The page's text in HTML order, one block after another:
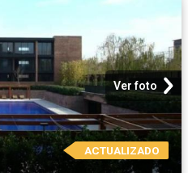
Ver foto
ACTUALIZADO